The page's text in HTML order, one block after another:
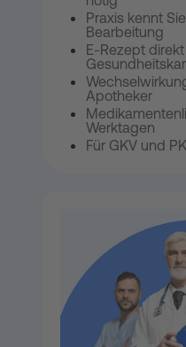
Praxis kennt
Bearbeitung
E-Rezept
Apotheker
Werktagen
Für GKV und